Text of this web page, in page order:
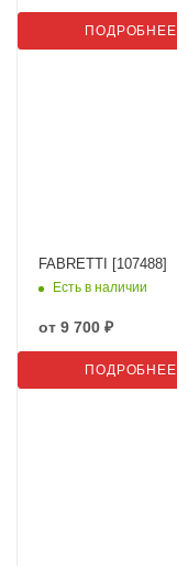
ПОДРОБНЕЕ
FABRETTI [107488]
Есть в наличии
от 9 700 ₽
ПОДРОБНЕЕ